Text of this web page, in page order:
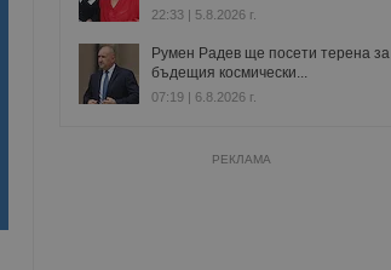
22:33 | 5.8.2026 г.
Румен Радев ще посети терена за
бъдещия космически...
07:19 | 6.8.2026 г.
РЕКЛАМА